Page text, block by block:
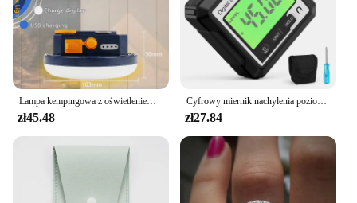
Lampa kempingowa z oświetleniem na zewnątrz latarka wędkarska latarnia namiotowa awaryjna oświetlenie nocne alpinistyczna LED
zł45.48
Cyfrowy miernik nachylenia poziomu 360 ° kątomierz elektroniczny LCD Mini inklinometr podstawa magnetyczna kątomierz kątomierz kątomierz
zł27.84